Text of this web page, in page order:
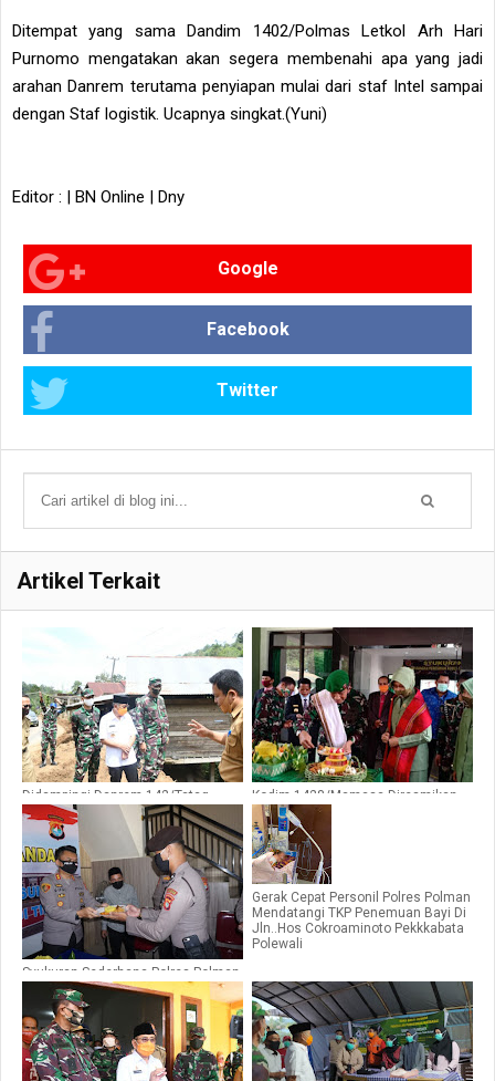
Ditempat yang sama Dandim 1402/Polmas Letkol Arh Hari
Purnomo mengatakan akan segera membenahi apa yang jadi
arahan Danrem terutama penyiapan mulai dari staf Intel sampai
dengan Staf logistik. Ucapnya singkat.(Yuni)
Editor : | BN Online | Dny
Google
Facebook
Twitter
Artikel Terkait
Didampingi Danrem 142/Tatag,
Gubernur Sulbar Tinjau Tanah
Longsor
Kodim 1428/Mamasa Diresmikan,
Kini Kodim 1402/Polman
Membawahi 1 Kabupaten
Syukuran Sederhana Polres Polman
Dalam Rangka Kenaikan Tipe Polda
Sulawesi Barat Dari Tipe B Ke Tipe A
Gerak Cepat Personil Polres Polman
Mendatangi TKP Penemuan Bayi Di
Jln..Hos Cokroaminoto Pekkkabata
Polewali